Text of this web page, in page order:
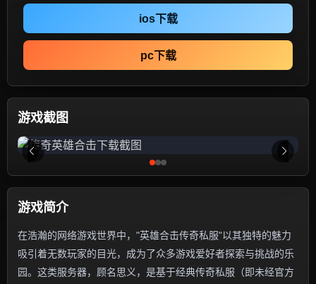
ios下载
pc下载
游戏截图
游戏简介
在浩瀚的网络游戏世界中，"英雄合击传奇私服"以其独特的魅力
吸引着无数玩家的目光，成为了众多游戏爱好者探索与挑战的乐
园。这类服务器，顾名思义，是基于经典传奇私服（即未经官方